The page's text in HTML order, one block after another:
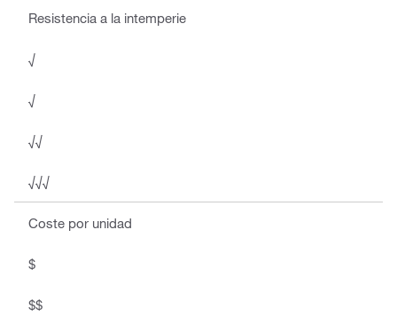
Resistencia a la intemperie
√
√
√√
√√√
Coste por unidad
$
$$